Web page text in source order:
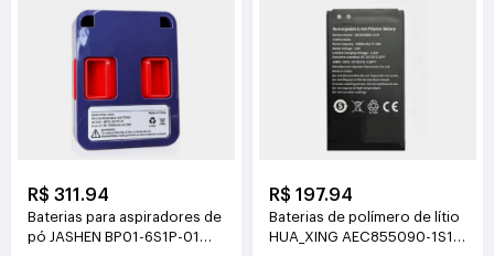
R$ 311.94
Baterias para aspiradores de
pó JASHEN BP01-6S1P-01
R$ 197.94
Baterias de polímero de lítio
HUA_XING AEC855090-1S1P